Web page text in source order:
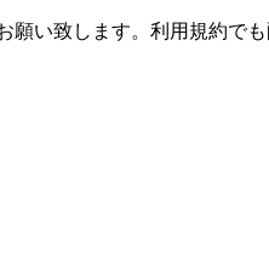
い致します。利用規約でも